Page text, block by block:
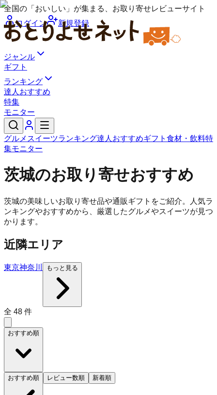
全国の「おいしい」が集まる、お取り寄せレビューサイト
ログイン
新規登録
ジャンル
ギフト
ランキング
達人おすすめ
特集
モニター
グルメ スイーツランキング達人おすすめギフト 食材・飲料特
集モニター
茨城のお取り寄せおすすめ
茨城の美味しいお取り寄せ品や通販ギフトをご紹介。人気ラ
ンキングやおすすめから、厳選したグルメやスイーツが見つ
かります。
近隣エリア
東京神奈川 もっと見る
全 48 件
おすすめ順
おすすめ順 レビュー数順 新着順